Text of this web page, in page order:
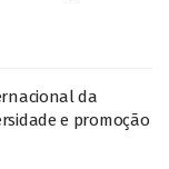
da
e promoção